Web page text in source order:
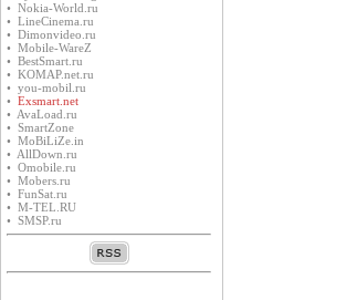
• Nokia-World.ru
• LineCinema.ru
• Dimonvideo.ru
• Mobile-WareZ
• BestSmart.ru
• KOMAP.net.ru
• you-mobil.ru
• Exsmart.net
• AvaLoad.ru
• SmartZone
• MoBiLiZe.in
• AllDown.ru
• Оmobile.ru
• Mobers.ru
• FunSat.ru
• M-TEL.RU
• SMSP.ru